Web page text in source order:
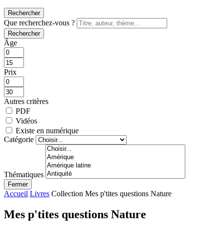
Rechercher
Que recherchez-vous ?
Rechercher
Âge
Prix
Autres critères
PDF
Vidéos
Existe en numérique
Catégorie
Thématiques
Fermer
Accueil Livres Collection Mes p'tites questions Nature
Mes p'tites questions Nature